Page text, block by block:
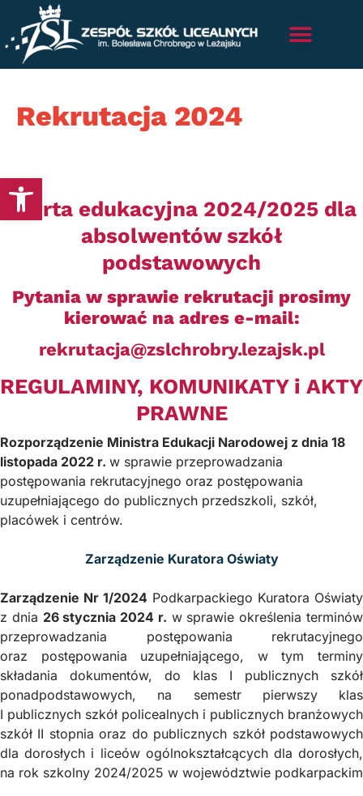
Otwórz pasek narzędzi
Rekrutacja 2024
Oferta edukacyjna 2024/2025 dla
absolwentów szkół
podstawowych
Pytania w sprawie rekrutacji prosimy
kierować na adres e-mail:
rekrutacja@zslchrobry.lezajsk.pl
REGULAMINY, KOMUNIKATY i AKTY
PRAWNE
Rozporządzenie Ministra Edukacji Narodowej z dnia 18
listopada 2022 r. w sprawie przeprowadzania
postępowania rekrutacyjnego oraz postępowania
uzupełniającego do publicznych przedszkoli, szkół,
placówek i centrów.
Zarządzenie Kuratora Oświaty
Zarządzenie Nr 1/2024 Podkarpackiego Kuratora Oświaty
z dnia 26 stycznia 2024 r. w sprawie określenia terminów
przeprowadzania postępowania rekrutacyjnego
oraz postępowania uzupełniającego, w tym terminy
składania dokumentów, do klas I publicznych szkół
ponadpodstawowych, na semestr pierwszy klas
I publicznych szkół policealnych i publicznych branżowych
szkół II stopnia oraz do publicznych szkół podstawowych
dla dorosłych i liceów ogólnokształcących dla dorosłych,
na rok szkolny 2024/2025 w województwie podkarpackim